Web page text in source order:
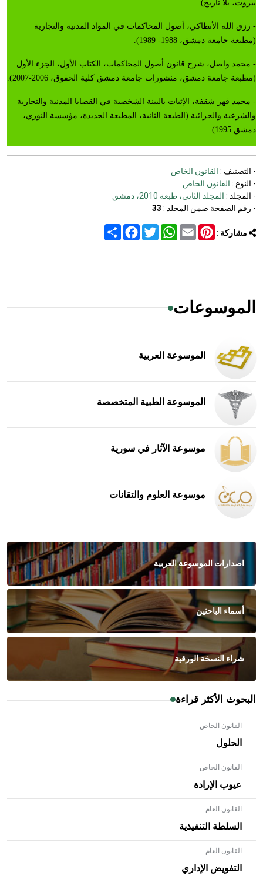
بيروت، بلا تاريخ).
- رزق الله الأنطاكي، أصول المحاكمات في المواد المدنية والتجارية
(مطبعة جامعة دمشق، 1988- 1989).
- محمد واصل، شرح قانون أصول المحاكمات، الكتاب الأول، الجزء الأول
(مطبعة جامعة دمشق، منشورات جامعة دمشق كلية الحقوق، 2006-2007).
- محمد فهر شقفة، الإثبات بالبينة الشخصية في القضايا المدنية والتجارية
والشرعية والجزائية (الطبعة الثانية، المطبعة الجديدة، مؤسسة النوري،
دمشق 1995).
- التصنيف : القانون الخاص
- النوع : القانون الخاص
- المجلد : المجلد الثاني، طبعة 2010، دمشق
- رقم الصفحة ضمن المجلد : 33
مشاركة : Share
FacebookTwitter
WhatsAppEmail
Pinterest
الموسوعات
الموسوعة العربية
الموسوعة الطبية المتخصصة
موسوعة الآثار في سورية
موسوعة العلوم والتقانات
اصدارات الموسوعة العربية
أسماء الباحثين
شراء النسخة الورقية
البحوث الأكثر قراءة
القانون الخاص
الحلول
القانون الخاص
عيوب الإرادة
القانون العام
السلطة التنفيذية
القانون العام
التفويض الإداري
- هل تعلم أن الأبلق نوع من الفنون الهندسية التي ارتبطت
بالعمارة الإسلامية في بلاد الشام ومصر خاصة، حيث يحرص
المعمار على بناء مداميكه وخاصة في الواجهات